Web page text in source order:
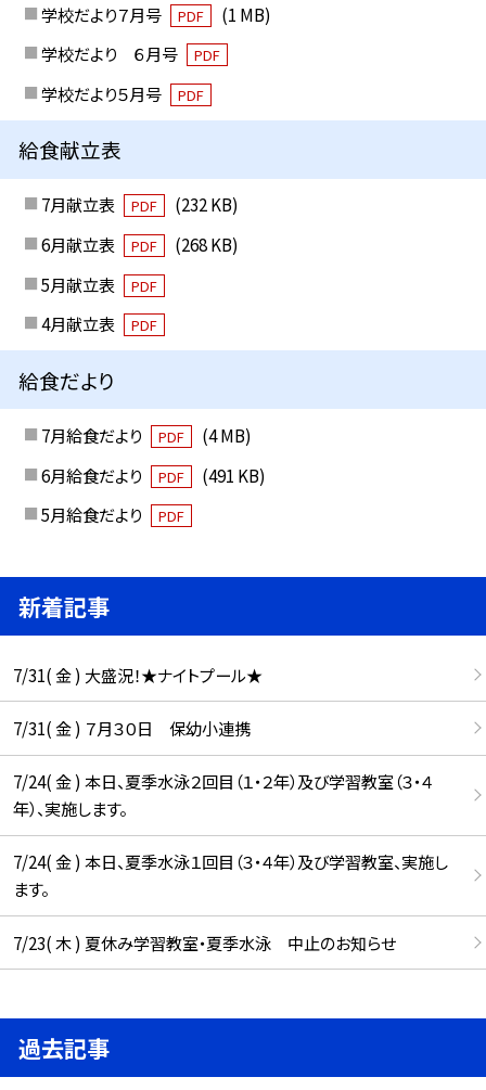
学校だより７月号 PDF
(1 MB)
学校だより ６月号
PDF
学校だより５月号 PDF
給食献立表
7月献立表 PDF
(232 KB)
6月献立表
PDF
(268 KB)
5月献立表
PDF
4月献立表 PDF
給食だより
7月給食だより PDF
(4 MB)
6月給食だより
PDF
(491 KB)
5月給食だより
PDF
新着記事
7/31( 金 ) 大盛況！★ナイトプール★
7/31( 金 ) ７月３０日 保幼小連携
7/24( 金 ) 本日、夏季水泳２回目（１・２年）及び学習教室（３・４
年）、実施します。
7/24( 金 ) 本日、夏季水泳１回目（３・４年）及び学習教室、実施し
ます。
7/23( 木 ) 夏休み学習教室・夏季水泳 中止のお知らせ
過去記事